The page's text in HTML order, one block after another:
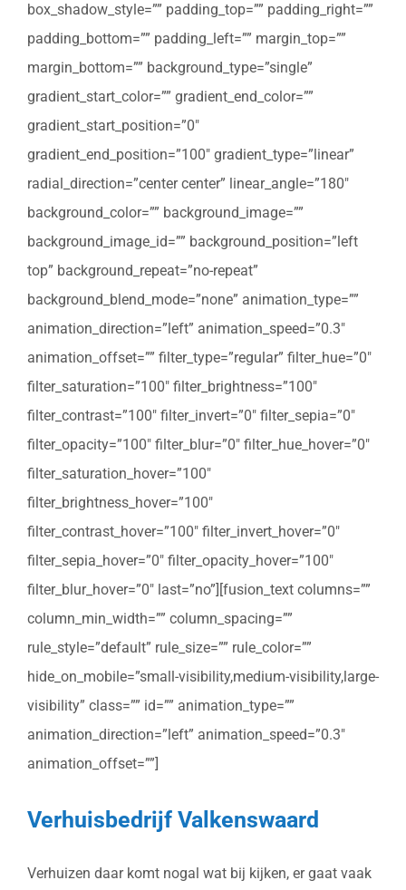
box_shadow_style=”” padding_top=”” padding_right=””
padding_bottom=”” padding_left=”” margin_top=””
margin_bottom=”” background_type=”single”
gradient_start_color=”” gradient_end_color=””
gradient_start_position=”0″
gradient_end_position=”100″ gradient_type=”linear”
radial_direction=”center center” linear_angle=”180″
background_color=”” background_image=””
background_image_id=”” background_position=”left
top” background_repeat=”no-repeat”
background_blend_mode=”none” animation_type=””
animation_direction=”left” animation_speed=”0.3″
animation_offset=”” filter_type=”regular” filter_hue=”0″
filter_saturation=”100″ filter_brightness=”100″
filter_contrast=”100″ filter_invert=”0″ filter_sepia=”0″
filter_opacity=”100″ filter_blur=”0″ filter_hue_hover=”0″
filter_saturation_hover=”100″
filter_brightness_hover=”100″
filter_contrast_hover=”100″ filter_invert_hover=”0″
filter_sepia_hover=”0″ filter_opacity_hover=”100″
filter_blur_hover=”0″ last=”no”][fusion_text columns=””
column_min_width=”” column_spacing=””
rule_style=”default” rule_size=”” rule_color=””
hide_on_mobile=”small-visibility,medium-visibility,large-
visibility” class=”” id=”” animation_type=””
animation_direction=”left” animation_speed=”0.3″
animation_offset=””]
Verhuisbedrijf Valkenswaard
Verhuizen daar komt nogal wat bij kijken, er gaat vaak